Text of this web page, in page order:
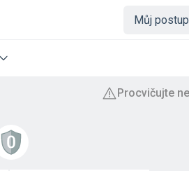
Můj postup